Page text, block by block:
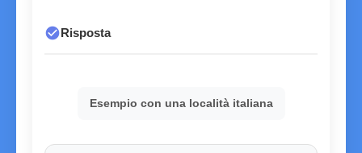
check_circleRisposta
Esempio con una località italiana